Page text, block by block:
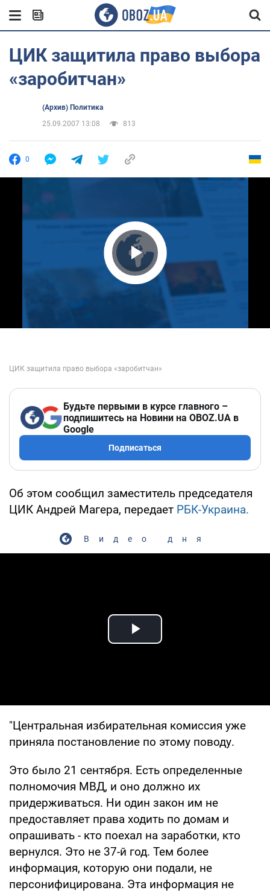
ЦИК защитила право выбора
«заробитчан»
(Архив) Политика
25.09.2007 13:08
813
0
Play Video
Будьте первыми в курсе главного –
подпишитесь на Новини на OBOZ.UA в
Google
Подписаться
Об этом сообщил заместитель председателя
ЦИК Андрей Магера, передает РБК-Украина.
Видео дня
Play Video
"Центральная избирательная комиссия уже
приняла постановление по этому поводу.
Это было 21 сентября. Есть определенные
полномочия МВД, и оно должно их
придерживаться. Ни один закон им не
предоставляет права ходить по домам и
опрашивать - кто поехал на заработки, кто
вернулся. Это не 37-й год. Тем более
информация, которую они подали, не
персонифицирована. Эта информация не